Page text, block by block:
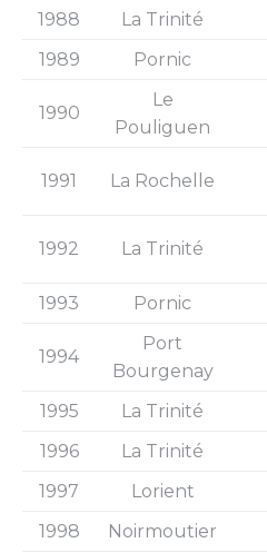
1988
La Trinité
1989
Pornic
1990
Le
Pouliguen
1991 La Rochelle
1992 La Trinité
1993 Pornic
1994
Port
Bourgenay
1995 La Trinité
1996
La Trinité
1997
Lorient
1998
Noirmoutier